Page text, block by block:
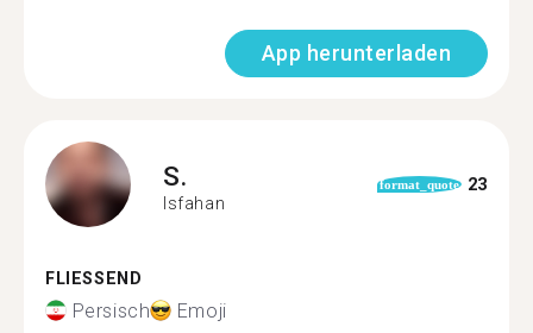
App herunterladen
S.
Isfahan
format_quote 23
FLIESSEND
Persisch Emoji